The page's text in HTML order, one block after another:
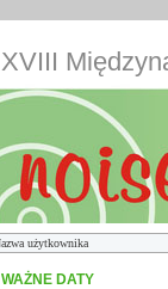
XVIII
WAŻNE DATY